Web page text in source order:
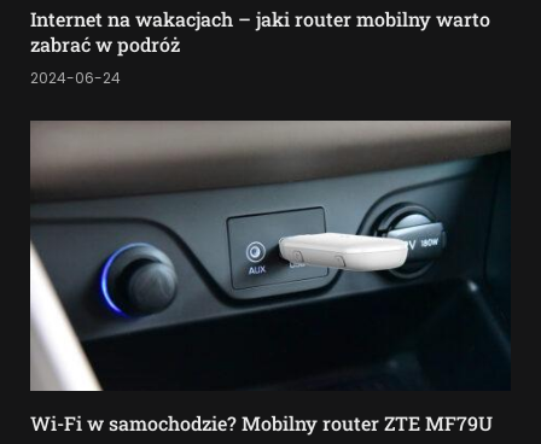
Internet na wakacjach – jaki router mobilny warto
zabrać w podróż
2024-06-24
Wi-Fi w samochodzie? Mobilny router ZTE MF79U